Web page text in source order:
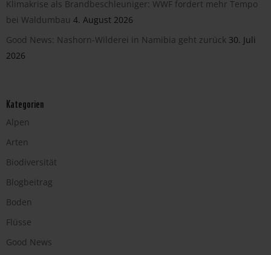
Klimakrise als Brandbeschleuniger: WWF fordert mehr Tempo
bei Waldumbau 4. August 2026
Good News: Nashorn-Wilderei in Namibia geht zurück 30. Juli
2026
Kategorien
Alpen
Arten
Biodiversität
Blogbeitrag
Boden
Flüsse
Good News